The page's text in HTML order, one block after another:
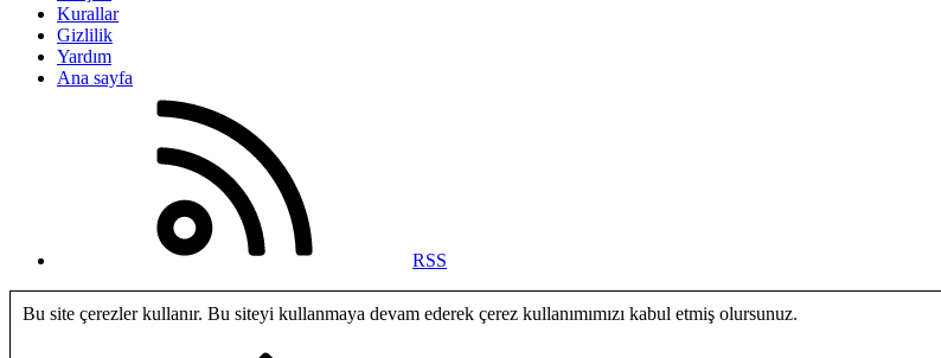
Kurallar
Gizlilik
Yardım
Ana sayfa
RSS
Bu site çerezler kullanır. Bu siteyi kullanmaya devam ederek çerez kullanımımızı kabul etmiş olursunuz.